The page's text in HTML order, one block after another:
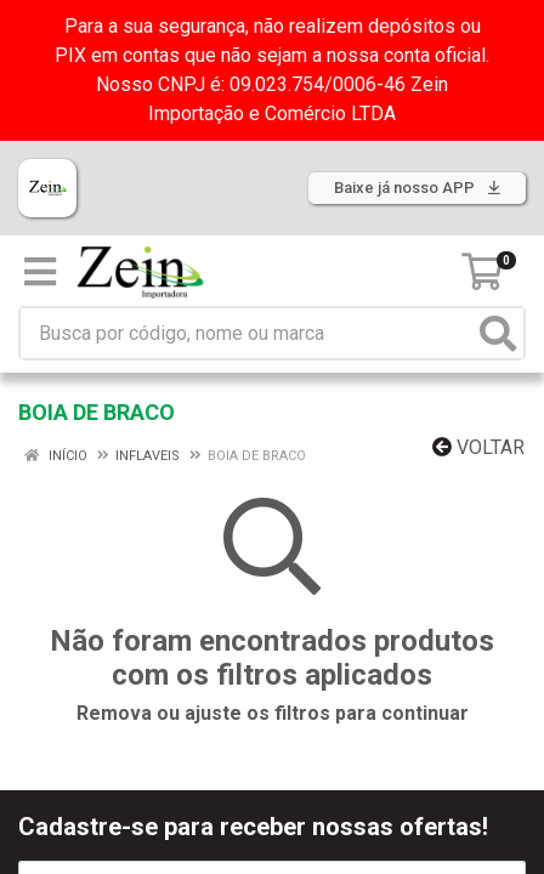
Para a sua segurança, não realizem depósitos ou
PIX em contas que não sejam a nossa conta oficial.
Nosso CNPJ é: 09.023.754/0006-46 Zein
Importação e Comércio LTDA
Baixe já nosso APP
0
BOIA DE BRACO
VOLTAR
INÍCIO INFLAVEIS BOIA DE BRACO
Não foram encontrados produtos
com os filtros aplicados
Remova ou ajuste os filtros para continuar
Cadastre-se para receber nossas ofertas!